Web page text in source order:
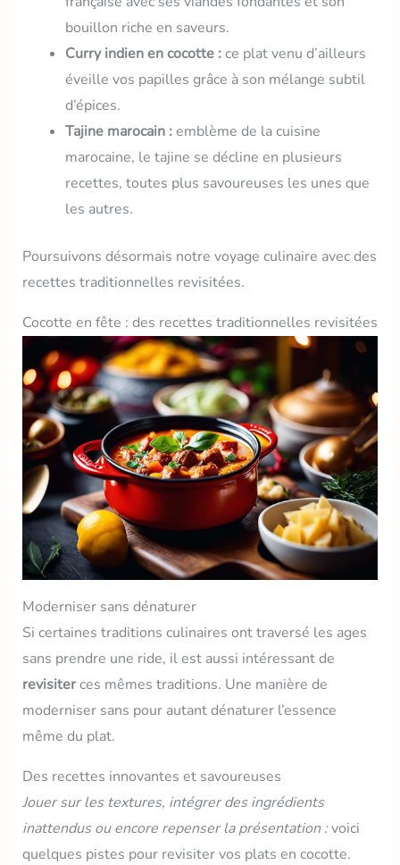
bouillon riche en saveurs.
Curry indien en cocotte :ce plat venu d’ailleurs
éveille vos papilles grâce à son mélange subtil
d’épices.
Tajine marocain :emblème de la cuisine
marocaine, le tajine se décline en plusieurs
recettes, toutes plus savoureuses les unes que
les autres.
Poursuivons désormais notre voyage culinaire avec des
recettes traditionnelles revisitées.
Cocotte en fête : des recettes traditionnelles revisitées
Moderniser sans dénaturer
Si certaines traditions culinaires ont traversé les ages
sans prendre une ride, il est aussi intéressant de
revisiterces mêmes traditions. Une manière de
moderniser sans pour autant dénaturer l’essence
même du plat.
Des recettes innovantes et savoureuses
Jouer sur les textures, intégrer des ingrédients
inattendus ou encore repenser la présentation :voici
quelques pistes pour revisiter vos plats en cocotte.